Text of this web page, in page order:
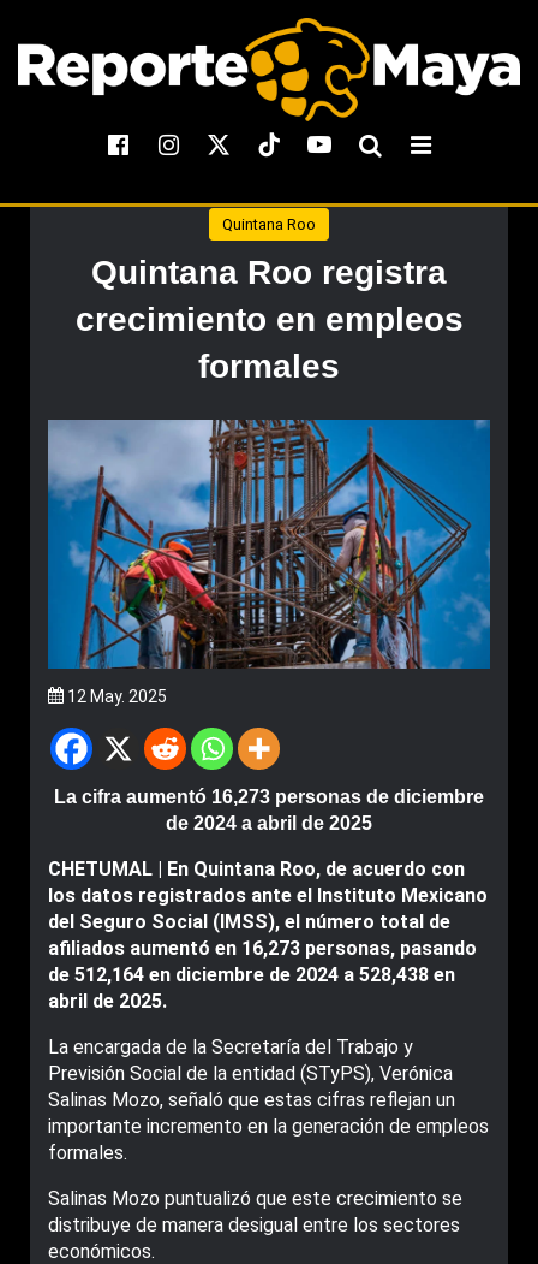
Quintana Roo
Quintana Roo registra
crecimiento en empleos
formales
12 May. 2025
La cifra aumentó 16,273 personas de diciembre
de 2024 a abril de 2025
CHETUMAL | En Quintana Roo, de acuerdo con
los datos registrados ante el Instituto Mexicano
del Seguro Social (IMSS), el número total de
afiliados aumentó en 16,273 personas, pasando
de 512,164 en diciembre de 2024 a 528,438 en
abril de 2025.
La encargada de la Secretaría del Trabajo y
Previsión Social de la entidad (STyPS), Verónica
Salinas Mozo, señaló que estas cifras reflejan un
importante incremento en la generación de empleos
formales.
Salinas Mozo puntualizó que este crecimiento se
distribuye de manera desigual entre los sectores
económicos.